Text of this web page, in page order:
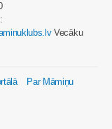
Vecāku
Par Māmiņu